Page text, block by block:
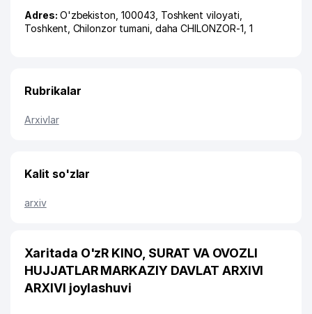
Adres: O'zbekiston, 100043, Toshkent viloyati
Toshkent Chilonzor tumani daha CHILONZOR-1 , 1
Rubrikalar
Arxivlar
Kalit so'zlar
arxiv
Xaritada O'zR KINO, SURAT VA OVOZLI
HUJJATLAR MARKAZIY DAVLAT ARXIVI
ARXIVI joylashuvi